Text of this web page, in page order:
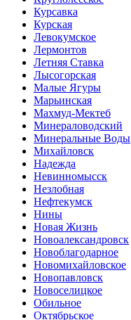
Курсавка
Курская
Левокумское
Лермонтов
Летняя Ставка
Лысогорская
Малые Ягуры
Марьинская
Махмуд-Мектеб
Минераловодский
Минеральные Воды
Михайловск
Надежда
Невинномысск
Незлобная
Нефтекумск
Нины
Новая Жизнь
Новоалександровск
Новоблагодарное
Новомихайловское
Новопавловск
Новоселицкое
Обильное
Октябрьское